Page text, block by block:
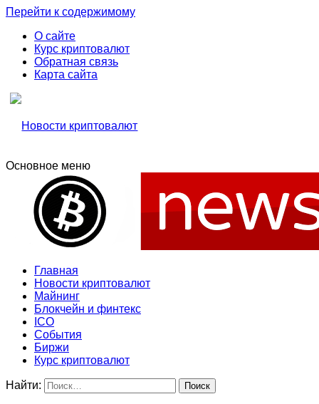
Перейти к содержимому
О сайте
Курс криптовалют
Обратная связь
Карта сайта
Новости криптовалют
Свежие новости криптовалюти, прогнозы, обзоры бирж
Основное меню
Новости криптовалют
Главная
Новости криптовалют
Майнинг
Блокчейн и финтекс
ICO
События
Биржи
Курс криптовалют
Найти: